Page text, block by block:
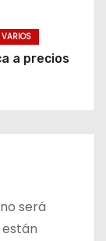
VARIOS
a precios
será